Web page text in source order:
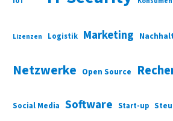
Lizenzen Logistik Marketing
Netzwerke Open Source
Social Media Software Start-up